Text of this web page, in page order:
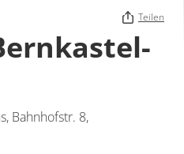
Teilen
Bahnhofstr. 8,